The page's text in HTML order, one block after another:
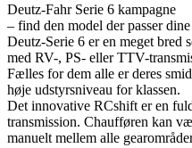
Deutz-Fahr Serie 6 kampagne
– find den model der passer
Deutz-Serie 6 er en meget bred
med RV-, PS- eller TTV-
Fælles for dem alle er deres
høje udstyrsniveau for klassen.
Det innovative RCshift er en
transmission. Chaufføren kan
manuelt mellem alle